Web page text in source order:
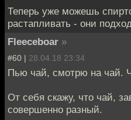
Теперь уже можешь
растапливать - они
Fleeceboar »
#60 | 28.04.18 23:34
Пью чай, смотрю на чай.
От себя скажу, что чай,
совершенно разный.